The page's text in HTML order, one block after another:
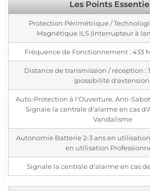
Les Points
Protection Périmétrique /
Magnétique ILS (interrupteur à
Fréquence de Fonctionnement : 433
Distance de transmission / réception :
(possibilité
Auto-Protection à l'Ouverture, Anti-
Signale la centrale d'alarme en cas
Vandalisme
Autonomie Batterie 2-3 ans en utilisation
en utilisation
Signale la centrale d'alarme en cas